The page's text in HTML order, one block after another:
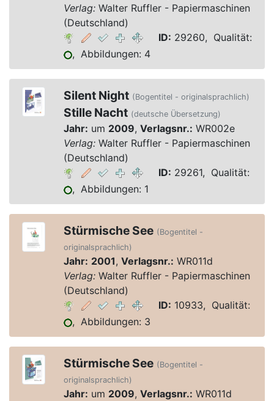
Verlag:Walter Ruffler - Papiermaschinen
(Deutschland)
ID: 29260, Qualität:
, Abbildungen: 4
Silent Night (Bogentitel - originalsprachlich)
Stille Nacht (deutsche Übersetzung)
Jahr: um 2009, Verlagsnr.: WR002e
Verlag:Walter Ruffler - Papiermaschinen
(Deutschland)
ID: 29261, Qualität:
, Abbildungen: 1
Stürmische See (Bogentitel -
originalsprachlich)
Jahr: 2001, Verlagsnr.: WR011d
Verlag:Walter Ruffler - Papiermaschinen
(Deutschland)
ID: 10933, Qualität:
, Abbildungen: 3
Stürmische See (Bogentitel -
originalsprachlich)
Jahr: um 2009, Verlagsnr.: WR011d